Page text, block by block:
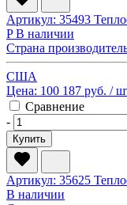
Артикул: 35493
PВ наличии
Страна
США
Цена: 100 187 руб. /
Сравнение
-
Купить
Артикул: 35625
В наличии